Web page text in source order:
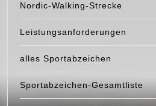
Nordic-Walking-Strecke
Leistungsanforderungen
alles Sportabzeichen
Sportabzeichen-Gesamtliste